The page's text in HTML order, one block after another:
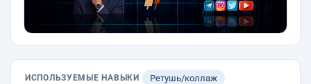
ИСПОЛЬЗУЕМЫЕ НАВЫКИ Ретушь/коллаж